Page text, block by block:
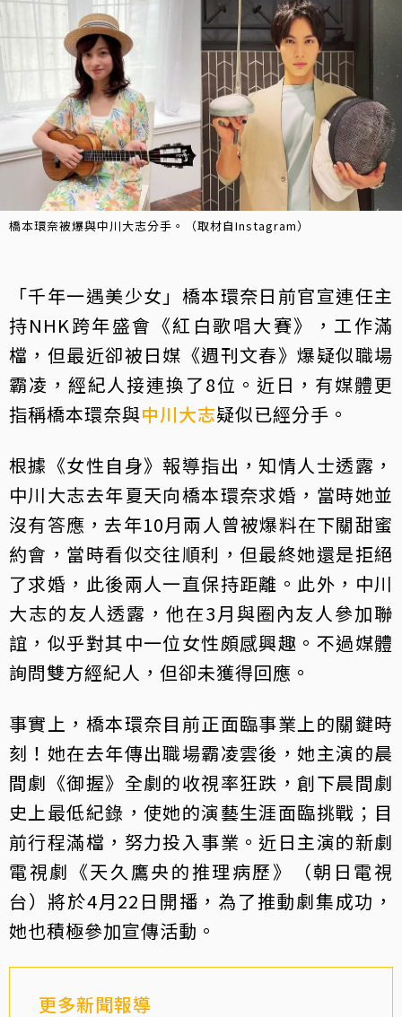
橋本環奈被爆與中川大志分手。（取材自Instagram）
「千年一遇美少女」橋本環奈日前官宣連任主
持NHK跨年盛會《紅白歌唱大賽》，工作滿
檔，但最近卻被日媒《週刊文春》爆疑似職場
霸凌，經紀人接連換了8位。近日，有媒體更
指稱橋本環奈與中川大志疑似已經分手。
根據《女性自身》報導指出，知情人士透露，
中川大志去年夏天向橋本環奈求婚，當時她並
沒有答應，去年10月兩人曾被爆料在下關甜蜜
約會，當時看似交往順利，但最終她還是拒絕
了求婚，此後兩人一直保持距離。此外，中川
大志的友人透露，他在3月與圈內友人參加聯
誼，似乎對其中一位女性頗感興趣。不過媒體
詢問雙方經紀人，但卻未獲得回應。
事實上，橋本環奈目前正面臨事業上的關鍵時
刻！她在去年傳出職場霸凌雲後，她主演的晨
間劇《御握》全劇的收視率狂跌，創下晨間劇
史上最低紀錄，使她的演藝生涯面臨挑戰；目
前行程滿檔，努力投入事業。近日主演的新劇
電視劇《天久鷹央的推理病歷》（朝日電視
台）將於4月22日開播，為了推動劇集成功，
她也積極參加宣傳活動。
更多新聞報導